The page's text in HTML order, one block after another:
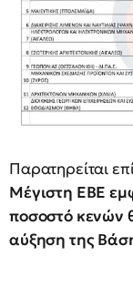
Παρατηρείται
Μέγιστη ΕΒΕ
ποσοστό κενών
αύξηση της